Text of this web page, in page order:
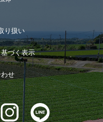
り扱い
づく表示
せ